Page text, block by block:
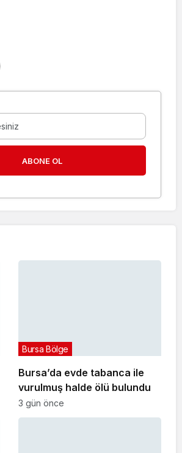
ABONE OL
Bursa’da evde tabanca ile
vurulmuş halde ölü bulundu
Bursa Bölge
3 gün önce